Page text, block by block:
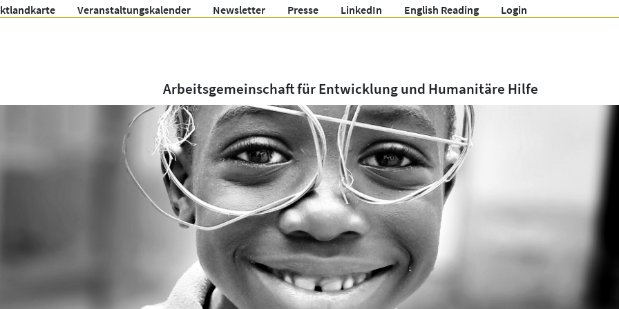
Veranstaltungskalender Newsletter Presse LinkedIn English Reading Login
Arbeitsgemeinschaft für Entwicklung und Humanitäre Hilfe